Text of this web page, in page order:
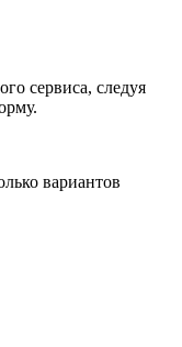
сервиса, следуя
вариантов